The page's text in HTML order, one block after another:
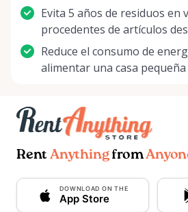
Evita 5 años de residuos en
procedentes de artículos
Reduce el consumo de
alimentar una casa
Rent Anythingfrom
DOWNLOAD ON THE
App Store